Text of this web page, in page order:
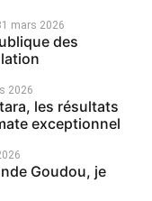
mars 2026
des
2026
les résultats
exceptionnel
Goudou, je